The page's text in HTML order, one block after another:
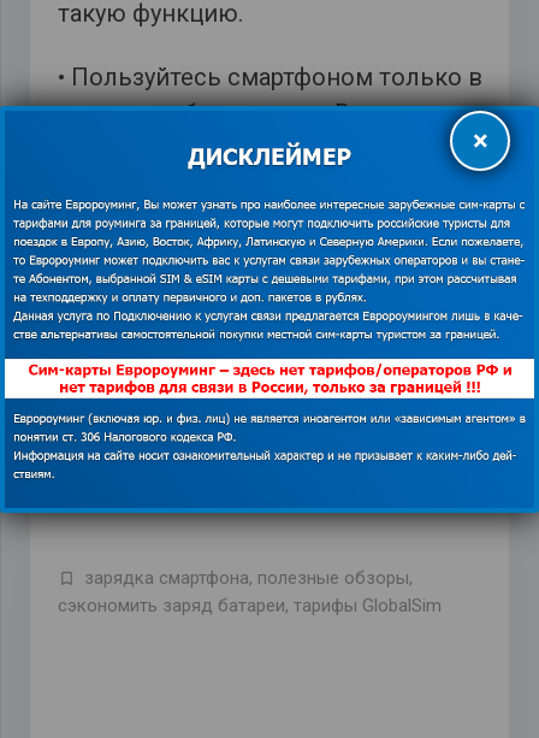
такую функцию.
• Пользуйтесь смартфоном только в
случае необходимости. В остальное
время его лучше выключить.
Эти простые советы позволят
ускорить зарядку аккумулятора, а
также сберегут заряд на более
длительное время. Читайте другие
полезные лайфхаки на
https://euroaming.ru/category/poleznye-
obzory/.
зарядка смартфона, полезные обзоры,
сэкономить заряд батареи, тарифы GlobalSim
×